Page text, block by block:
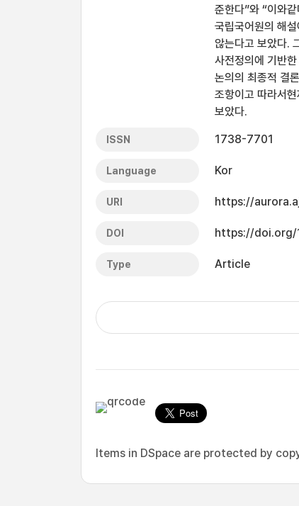
준한다”와 “이와
국립국어원의 해
않는다고 보았다.
사전정의에 기반
논의의 최종적 결
조항이고 따라서
보았다.
ISSN 1738-7701
Language Kor
URI https://
DOI https://doi.org/
Type Article
Items in DSpace are protected by